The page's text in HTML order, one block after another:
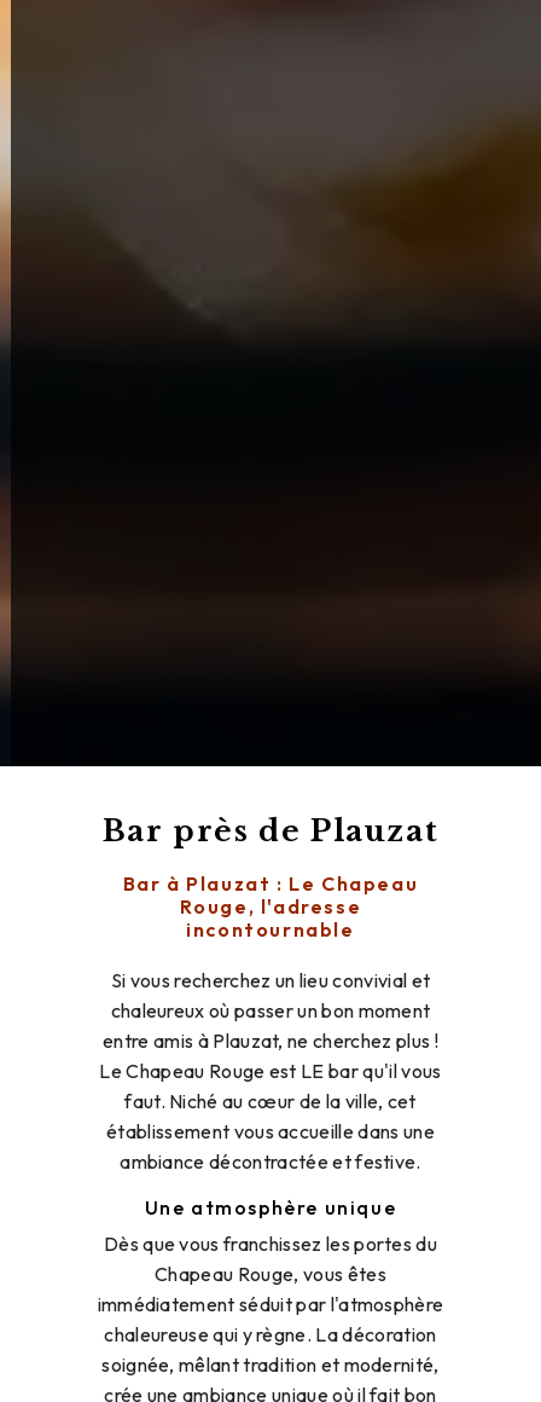
Bar près de Plauzat
Bar à Plauzat : Le Chapeau
Rouge, l'adresse
incontournable
Si vous recherchez un lieu convivial et
chaleureux où passer un bon moment
entre amis à Plauzat, ne cherchez plus !
Le Chapeau Rouge est LE bar qu'il vous
faut. Niché au cœur de la ville, cet
établissement vous accueille dans une
ambiance décontractée et festive.
Une atmosphère unique
Dès que vous franchissez les portes du
Chapeau Rouge, vous êtes
immédiatement séduit par l'atmosphère
chaleureuse qui y règne. La décoration
soignée, mêlant tradition et modernité,
crée une ambiance unique où il fait bon